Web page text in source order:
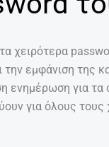
χειρότερα
εμφάνιση της
για τα
για όλους